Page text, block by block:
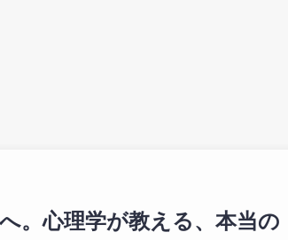
。心理学が教える、本当の